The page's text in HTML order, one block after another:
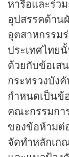
หารือและร่ว
อุปสรรคด้าน
อุตสาหกรรม
ประเทศไทย
ด้วยกับข้อเส
กระทรวงบัง
กำหนดเป็นข้
คณะกรรมกา
ของข้อห้ามต่
จัดทำหลักเ